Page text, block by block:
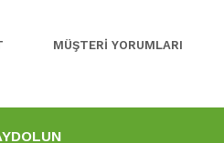
MÜŞTERİ YORUMLARI